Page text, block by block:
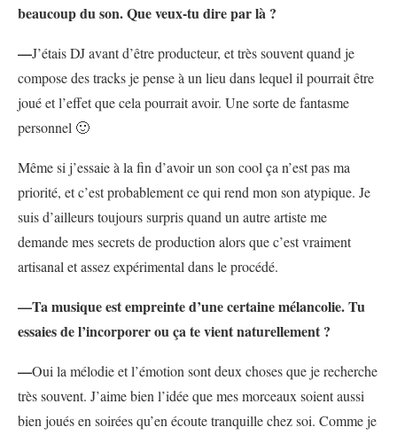
beaucoup du son. Que veux-tu dire par là ?
—J’étais DJ avant d’être producteur, et très souvent quand je
compose des tracks je pense à un lieu dans lequel il pourrait être
joué et l’effet que cela pourrait avoir. Une sorte de fantasme
personnel 🙂
Même si j’essaie à la fin d’avoir un son cool ça n’est pas ma
priorité, et c’est probablement ce qui rend mon son atypique. Je
suis d’ailleurs toujours surpris quand un autre artiste me
demande mes secrets de production alors que c’est vraiment
artisanal et assez expérimental dans le procédé.
—Ta musique est empreinte d’une certaine mélancolie. Tu
essaies de l’incorporer ou ça te vient naturellement ?
—Oui la mélodie et l’émotion sont deux choses que je recherche
très souvent. J’aime bien l’idée que mes morceaux soient aussi
bien joués en soirées qu’en écoute tranquille chez soi. Comme je